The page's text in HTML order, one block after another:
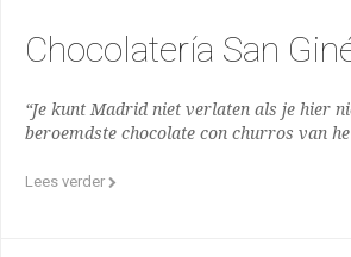
Chocolatería San
“Je kunt Madrid niet verlaten als je hier
beroemdste chocolate con churros van
Lees verder